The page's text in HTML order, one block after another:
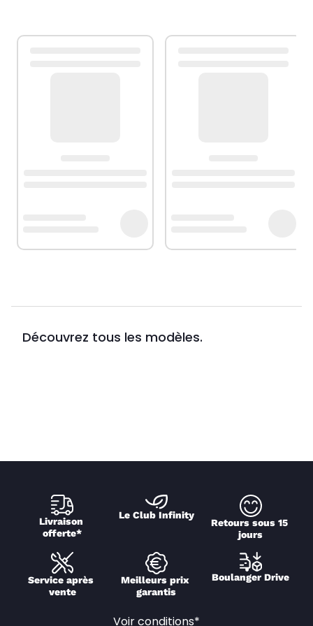
Découvrez tous les modèles.
Livraison
offerte*
Le Club Infinity
Retours sous 15
jours
Service après
vente
Meilleurs prix
garantis
Boulanger Drive
Voir conditions*